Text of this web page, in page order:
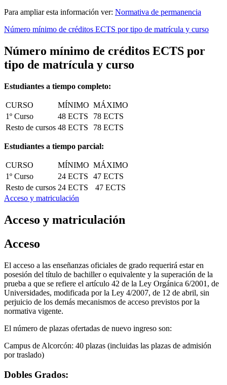
Para ampliar esta información ver: Normativa de permanencia
Número mínimo de créditos ECTS por tipo de matrícula y curso
Número mínimo de créditos ECTS por
tipo de matrícula y curso
Estudiantes a tiempo completo:
CURSO MÍNIMO MÁXIMO
1º Curso
48 ECTS
78 ECTS
Resto de cursos 48 ECTS 78 ECTS
Estudiantes a tiempo parcial:
CURSO MÍNIMO MÁXIMO
1º Curso
24 ECTS
47 ECTS
Resto de cursos 24 ECTS
47 ECTS
Acceso y matriculación
Acceso y matriculación
Acceso
El acceso a las enseñanzas oficiales de grado requerirá estar en
posesión del título de bachiller o equivalente y la superación de la
prueba a que se refiere el artículo 42 de la Ley Orgánica 6/2001, de
Universidades, modificada por la Ley 4/2007, de 12 de abril, sin
perjuicio de los demás mecanismos de acceso previstos por la
normativa vigente.
El número de plazas ofertadas de nuevo ingreso son:
Campus de Alcorcón: 40 plazas (incluidas las plazas de admisión
por traslado)
Dobles Grados: